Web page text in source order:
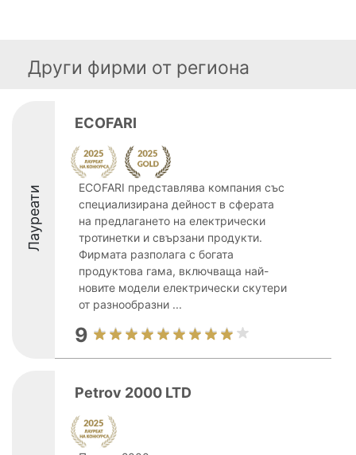
Други фирми от региона
Лауреати
ECOFARI
ECOFARI представлява компания със
специализирана дейност в сферата
на предлагането на електрически
тротинетки и свързани продукти.
Фирмата разполага с богата
продуктова гама, включваща най-
новите модели електрически скутери
от разнообразни ...
9
Petrov 2000 LTD